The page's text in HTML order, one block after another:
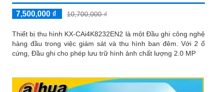
7,500,000 ₫ 10,700,000 ₫
Thiết bị thu hình KX-CAi4K8232EN2 là một Đầu ghi công nghệ
hàng đầu trong việc giám sát và thu hình ban đêm. Với 2 ổ
cứng, Đầu ghi cho phép lưu trữ hình ảnh chất lượng 2.0 MP